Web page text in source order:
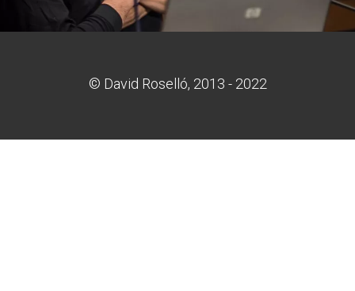
© David Roselló, 2013 - 2022